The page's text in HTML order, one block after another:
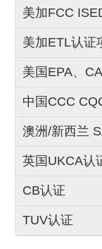
美加FCC
美加ETL认证
美国EPA、
中国CCC
澳洲/新西兰
英国UKCA认
CB认证
TUV认证